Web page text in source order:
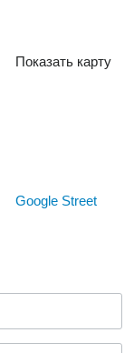
Показать карту
Google Street